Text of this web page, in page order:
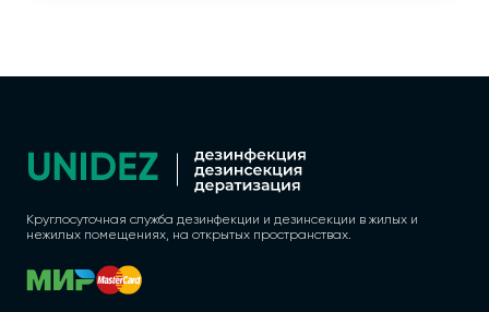
Круглосуточная служба дезинфекции и дезинсекции в жилых и
нежилых помещениях, на открытых пространствах.